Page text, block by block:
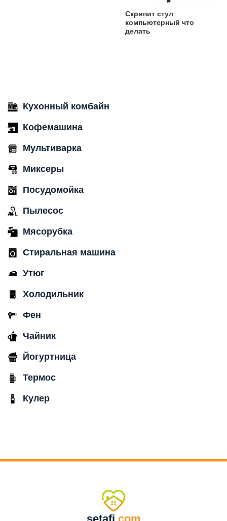
Скрипит стул
компьютерный что
делать
Кухонный комбайн
Кофемашина
Мультиварка
Миксеры
Посудомойка
Пылесос
Мясорубка
Стиральная машина
Утюг
Холодильник
Фен
Чайник
Йогуртница
Термос
Кулер